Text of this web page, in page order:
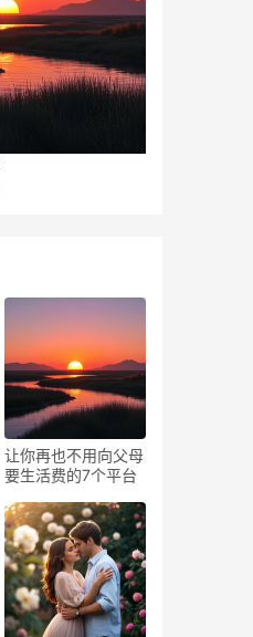
让你再也不用向父母
要生活费的7个平台